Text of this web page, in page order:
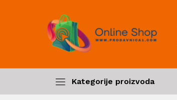
Kategorije proizvoda